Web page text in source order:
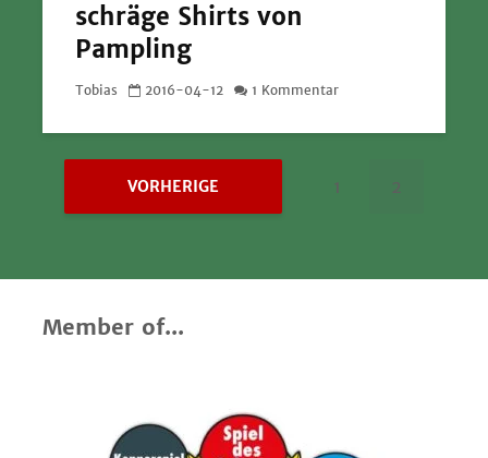
schräge Shirts von
Pampling
Tobias 2016-04-12 1 Kommentar
VORHERIGE 1 2
Member of...